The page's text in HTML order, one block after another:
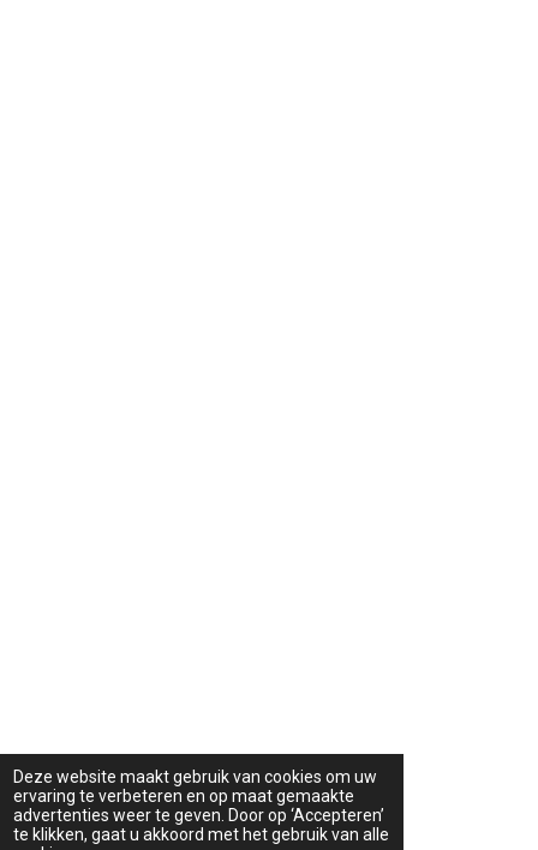
Deze website maakt gebruik van cookies om uw
ervaring te verbeteren en op maat gemaakte
advertenties weer te geven. Door op ‘Accepteren’
te klikken, gaat u akkoord met het gebruik van alle